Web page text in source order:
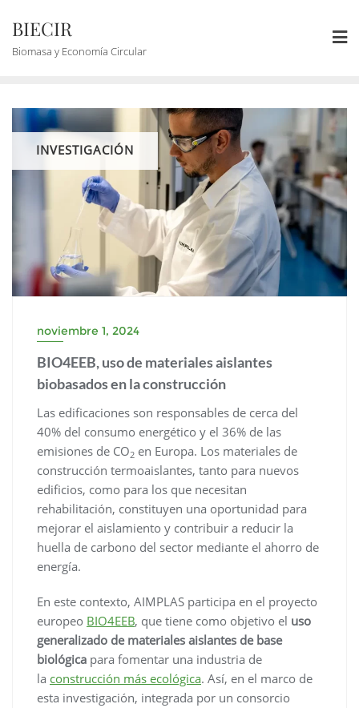
BIECIR
Biomasa y Economía Circular
INVESTIGACIÓN
noviembre 1, 2024
BIO4EEB, uso de materiales aislantes
biobasados en la construcción
Las edificaciones son responsables de cerca del
40% del consumo energético y el 36% de las
emisiones de CO2 en Europa. Los materiales de
construcción termoaislantes, tanto para nuevos
edificios, como para los que necesitan
rehabilitación, constituyen una oportunidad para
mejorar el aislamiento y contribuir a reducir la
huella de carbono del sector mediante el ahorro de
energía.
En este contexto, AIMPLAS participa en el proyecto
europeo BIO4EEB, que tiene como objetivo el uso
generalizado de materiales aislantes de base
biológica para fomentar una industria de
la construcción más ecológica. Así, en el marco de
esta investigación, integrada por un consorcio